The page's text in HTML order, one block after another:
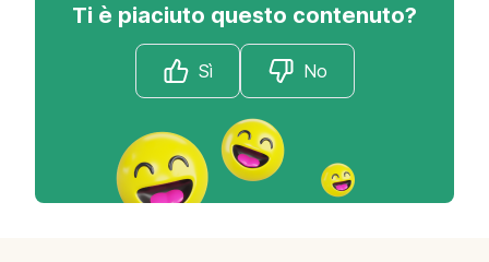
Ti è piaciuto questo contenuto?
Sì No